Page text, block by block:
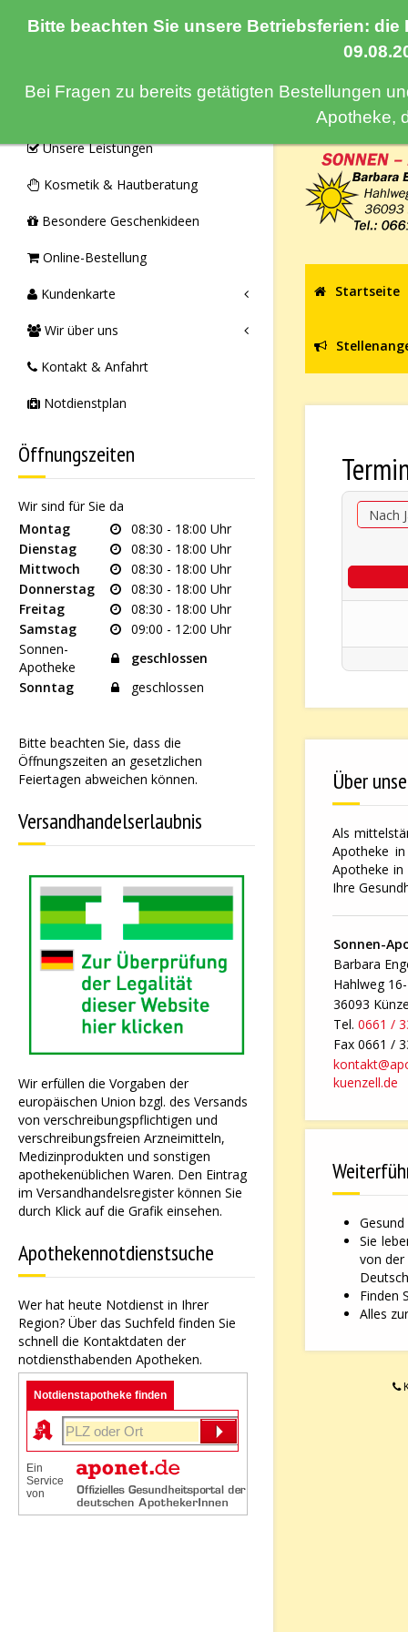
Bitte beachten Sie unsere Betriebsferien:
Bei Fragen zu bereits getätigten Bestellungen
Apotheke,
Unsere Leistungen
Kosmetik & Hautberatung
Besondere Geschenkideen
Online-Bestellung
Kundenkarte
Wir über uns
Kontakt & Anfahrt
Notdienstplan
Öffnungszeiten
Wir sind für Sie da
Montag
08:30 - 18:00 Uhr
Dienstag
08:30 - 18:00 Uhr
Mittwoch
08:30 - 18:00 Uhr
Donnerstag
08:30 - 18:00 Uhr
Freitag
08:30 - 18:00 Uhr
Samstag
09:00 - 12:00 Uhr
Sonnen-
Apotheke
geschlossen
Sonntag
geschlossen
Bitte beachten Sie, dass die
Öffnungszeiten an gesetzlichen
Feiertagen abweichen können.
Versandhandelserlaubnis
Wir erfüllen die Vorgaben der
europäischen Union bzgl. des Versands
von verschreibungspflichtigen und
verschreibungsfreien Arzneimitteln,
Medizinprodukten und sonstigen
apothekenüblichen Waren. Den Eintrag
im Versandhandelsregister können Sie
durch Klick auf die Grafik einsehen.
Apothekennotdienstsuche
Wer hat heute Notdienst in Ihrer
Region? Über das Suchfeld finden Sie
schnell die Kontaktdaten der
notdiensthabenden Apotheken.
Notdienstapotheke finden
Ein
Service
von
Startseite
Nach
Über
Als
Apotheke
Apotheke in
Ihre
Sonnen-
Barbara
Hahlweg
36093
Tel. 0661 /
Fax 0661 /
kuenzell.de
Sie
von der
Finden
Alles